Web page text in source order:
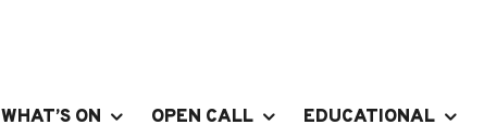
WHAT’S ON OPEN CALL EDUCATIONAL